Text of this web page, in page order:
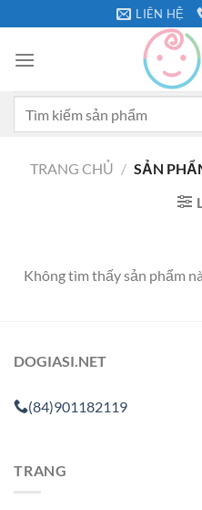
qua
nội
LIÊN HỆ
TRANG CHỦ / SẢN
Không tìm thấy sản phẩm
DOGIASI.NET
(84)901182119
TRANG